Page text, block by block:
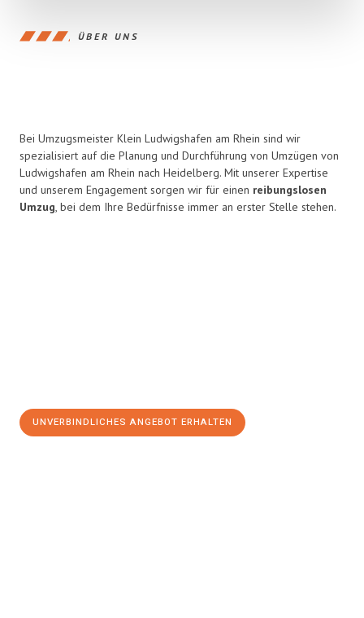
ÜBER UNS
Bei Umzugsmeister Klein Ludwigshafen am Rhein sind wir
spezialisiert auf die Planung und Durchführung von Umzügen von
Ludwigshafen am Rhein nach Heidelberg. Mit unserer Expertise
und unserem Engagement sorgen wir für einen reibungslosen
Umzug, bei dem Ihre Bedürfnisse immer an erster Stelle stehen.
UNVERBINDLICHES ANGEBOT ERHALTEN